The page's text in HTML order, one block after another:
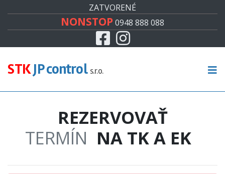
ZATVORENÉ
NONSTOP0948 888 088
FacebookInstagram
STKJP control s.r.o.
REZERVOVAŤ
TERMÍN NA TK A EK
TECHNICKÁ KONTROLA
EMISNÁ KONTROLA
KONTROLA ORIGINALITY
RECENZIE
KONTAKT